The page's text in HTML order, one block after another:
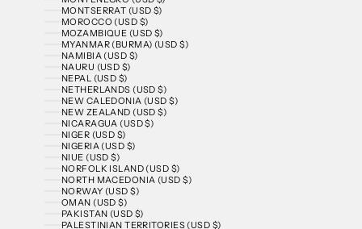
MONTSERRAT (USD $)
MOROCCO (USD $)
MOZAMBIQUE (USD $)
MYANMAR (BURMA) (USD $)
NAMIBIA (USD $)
NAURU (USD $)
NEPAL (USD $)
NETHERLANDS (USD $)
NEW CALEDONIA (USD $)
NEW ZEALAND (USD $)
NICARAGUA (USD $)
NIGER (USD $)
NIGERIA (USD $)
NIUE (USD $)
NORFOLK ISLAND (USD $)
NORTH MACEDONIA (USD $)
NORWAY (USD $)
OMAN (USD $)
PAKISTAN (USD $)
PALESTINIAN TERRITORIES (USD $)